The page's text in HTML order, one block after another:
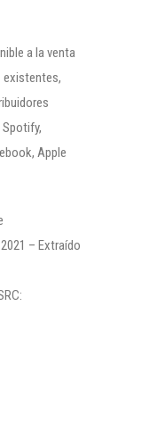
a la venta
existentes,
Apple
– Extraído